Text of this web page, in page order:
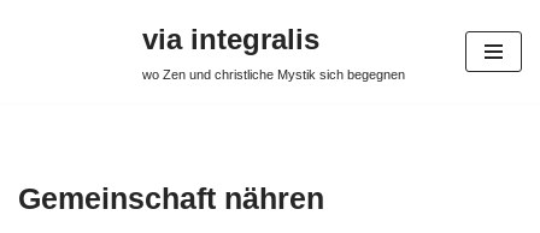
via integralis
wo Zen und christliche Mystik sich begegnen
Gemeinschaft nähren